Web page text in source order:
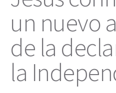
un nuevo
de la
la